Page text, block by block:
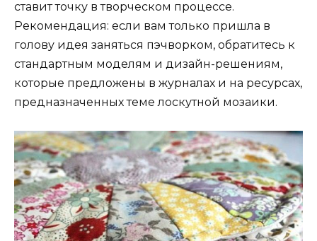
ставит точку в творческом процессе.
Рекомендация: если вам только пришла в
голову идея заняться пэчворком, обратитесь к
стандартным моделям и дизайн-решениям,
которые предложены в журналах и на ресурсах,
предназначенных теме лоскутной мозаики.